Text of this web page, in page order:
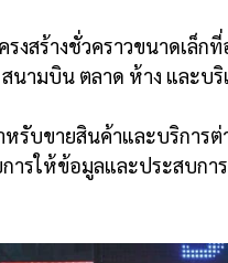
รงสร้างชั่วคราวขนาดเล็
นามบิน ตลาด ห้าง และบ
หรับขายสินค้าและบริการ
ารให้ข้อมูลและประสบก